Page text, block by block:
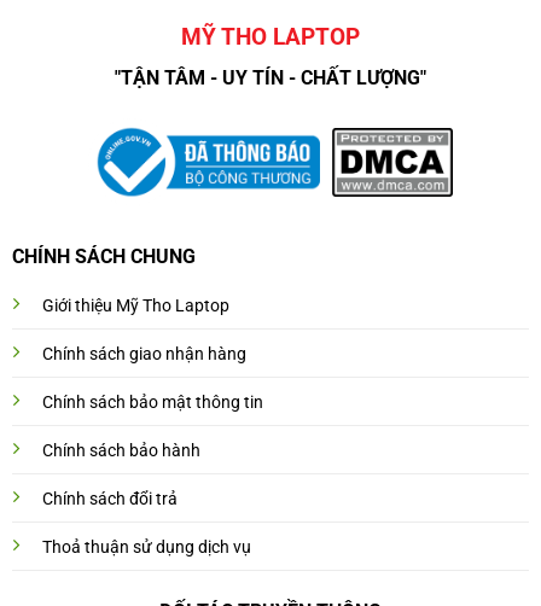
MỸ THO LAPTOP
"TẬN TÂM - UY TÍN - CHẤT LƯỢNG"
CHÍNH SÁCH CHUNG
Giới thiệu Mỹ Tho Laptop
Chính sách giao nhận hàng
Chính sách bảo mật thông tin
Chính sách bảo hành
Chính sách đổi trả
Thoả thuận sử dụng dịch vụ